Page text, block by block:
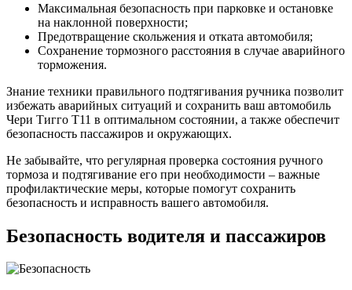
Максимальная безопасность при парковке и остановке
на наклонной поверхности;
Предотвращение скольжения и отката автомобиля;
Сохранение тормозного расстояния в случае аварийного
торможения.
Знание техники правильного подтягивания ручника позволит
избежать аварийных ситуаций и сохранить ваш автомобиль
Чери Тигго Т11 в оптимальном состоянии, а также обеспечит
безопасность пассажиров и окружающих.
Не забывайте, что регулярная проверка состояния ручного
тормоза и подтягивание его при необходимости – важные
профилактические меры, которые помогут сохранить
безопасность и исправность вашего автомобиля.
Безопасность водителя и пассажиров